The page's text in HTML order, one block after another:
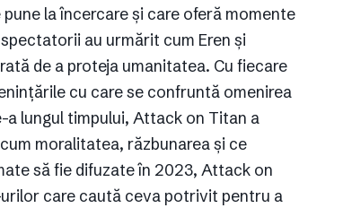
la încercare și care oferă momente
au urmărit cum Eren și
de a proteja umanitatea. Cu fiecare
cu care se confruntă omenirea
lungul timpului, Attack on Titan a
moralitatea, răzbunarea și ce
să fie difuzate în 2023, Attack on
care caută ceva potrivit pentru a